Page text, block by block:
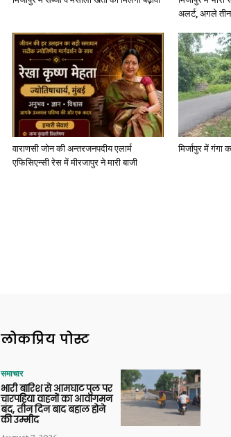
अलर्ट, अगले तीन
वाराणसी जोन की अन्तरजनपदीय एलार्म
एफिसिएन्सी रेस में मीरजापुर ने मारी बाजी
मिर्जापुर में गंगा
लोकप्रिय पोस्ट
समाचार
भारी बारिश से आमघाट पुल पर
चारपहिया वाहनों का आवागमन
बंद, तीन दिन बाद बहाल होने
की उम्मीद